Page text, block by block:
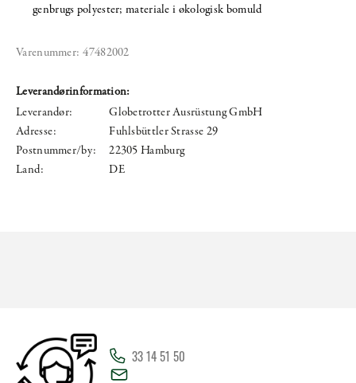
genbrugs polyester; materiale i økologisk bomuld
Varenummer: 47482002
Leverandørinformation:
Leverandør:
Globetrotter Ausrüstung GmbH
Adresse:
Fuhlsbüttler Strasse 29
Postnummer/by:
22305 Hamburg
Land:
DE
33 14 51 50